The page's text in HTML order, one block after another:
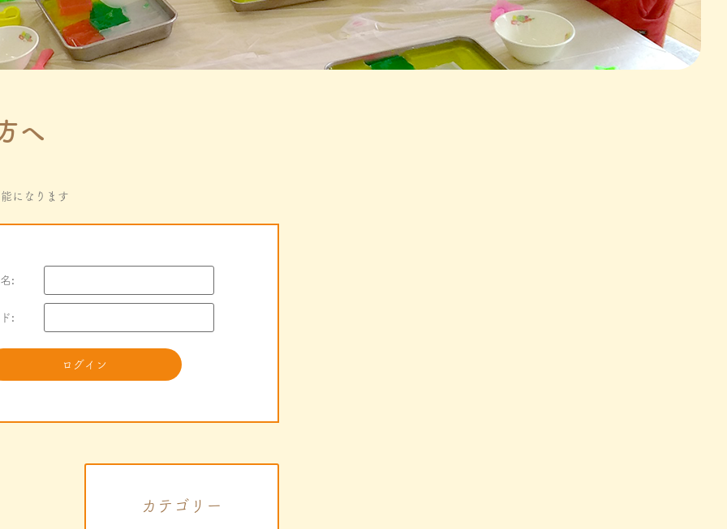
へ
になります
:
:
カテゴリー